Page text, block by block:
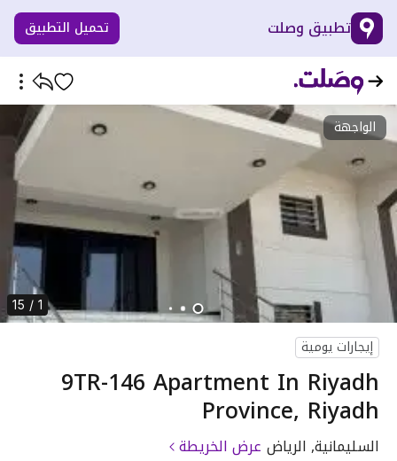
تطبيق وصلت تحميل التطبيق
الواجهة
1 / 15
إيجارات يومية
9TR-146 Apartment In Riyadh
Province, Riyadh
السليمانية, الرياض عرض الخريطة